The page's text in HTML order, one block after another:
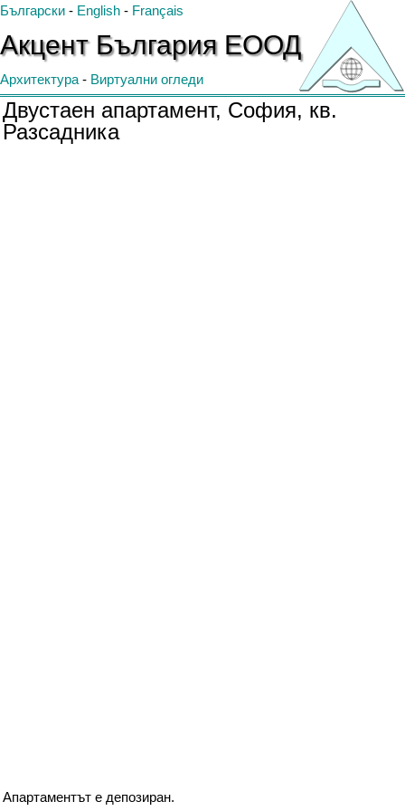
Български - English - Français
Акцент България ЕООД
Архитектура - Виртуални огледи
Двустаен апартамент, София, кв.
Разсадника
Апартаментът е депозиран.